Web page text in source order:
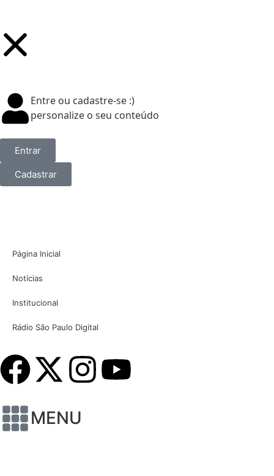
Entre ou cadastre-se :)
personalize o seu conteúdo
Entrar
Cadastrar
Página Inicial
Notícias
Institucional
Rádio São Paulo Digital
MENU